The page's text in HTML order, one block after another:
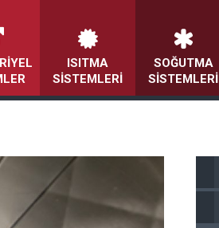
ISITMA
SISTEMLERI
SOĞUTMA
SISTEMLERI